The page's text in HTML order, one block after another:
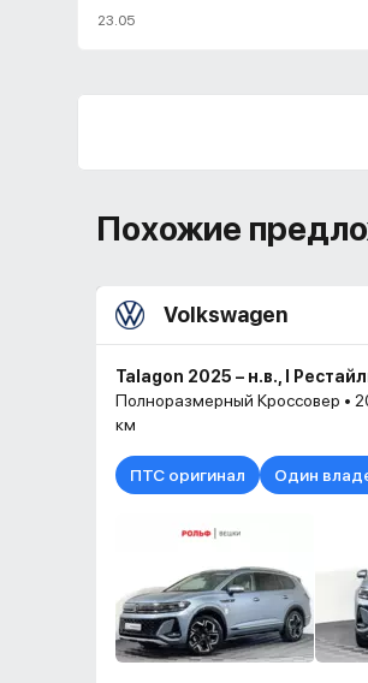
23.05
Похожие
Volkswagen
Talagon 2025 – н.в., I
Полноразмерный Кроссовер •
км
ПТС оригинал Один